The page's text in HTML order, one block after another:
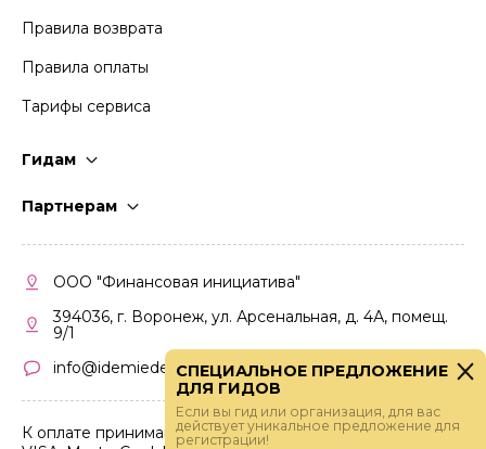
Правила возврата
Правила оплаты
Тарифы сервиса
Гидам
Партнерам
Кабинет партнера
Правила участия
ООО "Финансовая инициатива"
394036, г. Воронеж, ул. Арсенальная, д. 4А, помещ.
9/1
info@idemiedem.ru
К оплате принимаются карты
СПЕЦИАЛЬНОЕ ПРЕДЛОЖЕНИЕ
ДЛЯ ГИДОВ
Если вы гид или организация, для вас
действует уникальное предложение для
регистрации!